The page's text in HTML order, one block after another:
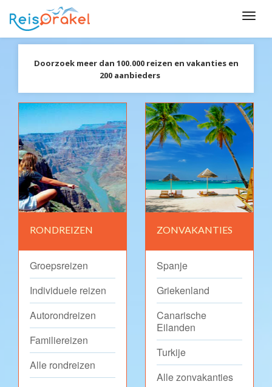
Doorzoek meer dan 100.000 reizen en vakanties en
200 aanbieders
RONDREIZEN
Groepsreizen
Individuele reizen
Autorondreizen
Familiereizen
Alle rondreizen
ZONVAKANTIES
Spanje
Griekenland
Canarische
Eilanden
Turkije
Alle zonvakanties